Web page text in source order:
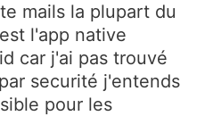
mails la plupart du
l'app native
car j'ai pas trouvé
securité j'entends
pour les